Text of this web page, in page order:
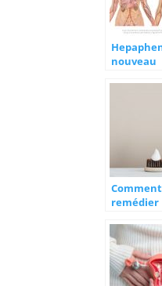
nouveau
Comment
remédier
la
haleine ?